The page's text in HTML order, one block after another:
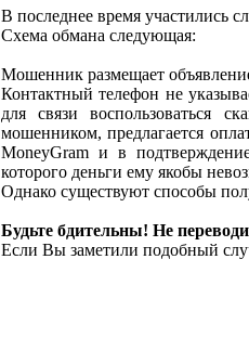
В последнее время участились
Схема обмана следующая:
Мошенник размещает
Контактный телефон не
для связи воспользоваться
мошенником, предлагается
MoneyGram и в
которого деньги ему якобы
Однако существуют способы
Будьте бдительны! Не
Если Вы заметили подобный